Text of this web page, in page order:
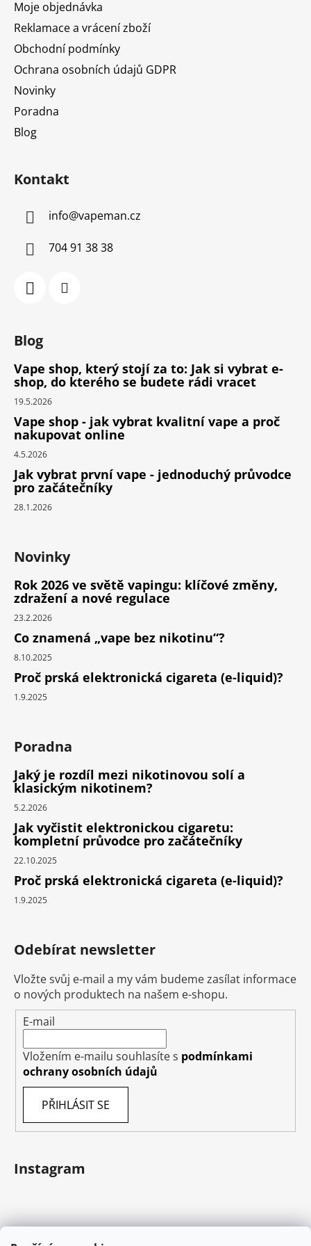
Moje objednávka
Reklamace a vrácení zboží
Obchodní podmínky
Ochrana osobních údajů GDPR
Novinky
Poradna
Blog
Kontakt
info@vapeman.cz
704 91 38 38
Blog
Vape shop, který stojí za to: Jak si vybrat e-
shop, do kterého se budete rádi vracet
19.5.2026
Vape shop - jak vybrat kvalitní vape a proč
nakupovat online
4.5.2026
Jak vybrat první vape - jednoduchý průvodce
pro začátečníky
28.1.2026
Novinky
Rok 2026 ve světě vapingu: klíčové změny,
zdražení a nové regulace
23.2.2026
Co znamená „vape bez nikotinu“?
8.10.2025
Proč prská elektronická cigareta (e-liquid)?
1.9.2025
Poradna
Jaký je rozdíl mezi nikotinovou solí a
klasickým nikotinem?
5.2.2026
Jak vyčistit elektronickou cigaretu:
kompletní průvodce pro začátečníky
22.10.2025
Proč prská elektronická cigareta (e-liquid)?
1.9.2025
Odebírat newsletter
Vložte svůj e-mail a my vám budeme zasílat informace
o nových produktech na našem e-shopu.
E-mail
Vložením e-mailu souhlasíte s podmínkami
ochrany osobních údajů
PŘIHLÁSIT SE
Instagram